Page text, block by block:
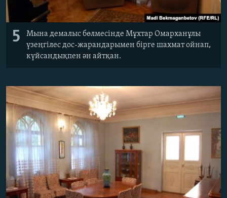
5
Мына демалыс бөлмесінде Мұхтар Омарханұлы
үзеңгілес дос-жарандарымен бірге шахмат ойнап,
күйсандықпен ән айтқан.